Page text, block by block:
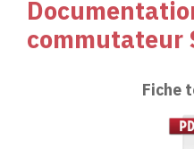
commutateur
Fiche